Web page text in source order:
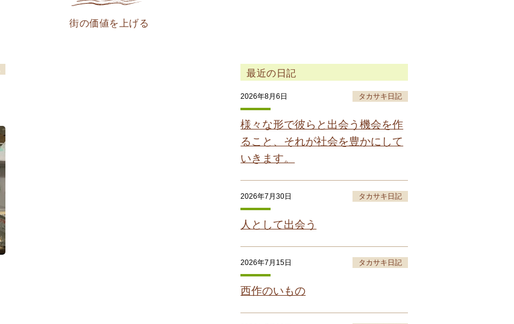
ぷかぷか日記
街の価値を上げる
最近の日記
2026年8月6日 タカサキ日記
様々な形で彼らと出会う機会を作
ること、それが社会を豊かにして
いきます。
2026年7月30日 タカサキ日記
人として出会う
2026年7月15日 タカサキ日記
西作のいもの